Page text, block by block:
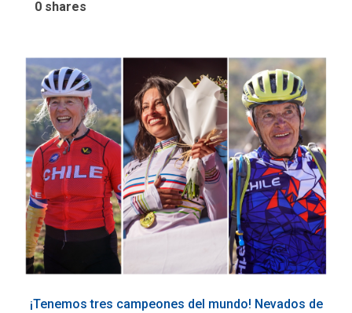
0 shares
¡Tenemos tres campeones del mundo! Nevados de